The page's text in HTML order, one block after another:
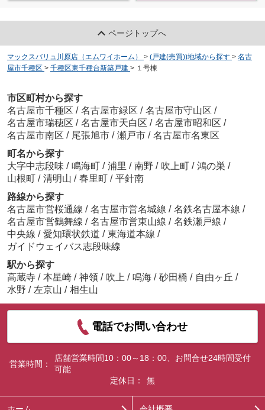
ページトップへ
マックスバリュ川原店（エムワイホーム） > (戸建(売買))地域から探す > 名古
屋市千種区 > 千種区東千種台新築戸建 > １号棟
市区町村から探す
名古屋市千種区 / 名古屋市緑区 / 名古屋市守山区 /
名古屋市瑞穂区 / 名古屋市天白区 / 名古屋市昭和区 /
名古屋市南区 / 尾張旭市 / 瀬戸市 / 名古屋市名東区
町名から探す
大字中志段味 / 鳴海町 / 浦里 / 南野 / 吹上町 / 鴻の巣 /
山根町 / 清明山 / 春里町 / 平針南
路線から探す
名古屋市営桜通線 / 名古屋市営名城線 / 名鉄名古屋本線 /
名古屋市営鶴舞線 / 名古屋市営東山線 / 名鉄瀬戸線 /
中央線 / 愛知環状鉄道 / 東海道本線 /
ガイドウェイバス志段味線
駅から探す
高蔵寺 / 本星崎 / 神領 / 吹上 / 鳴海 / 砂田橋 / 自由ヶ丘 /
水野 / 左京山 / 相生山
電話でお問い合わせ
営業時間：
店舗営業時間10：00～18：00、お問合せ24時間受付
可能
定休日：
無